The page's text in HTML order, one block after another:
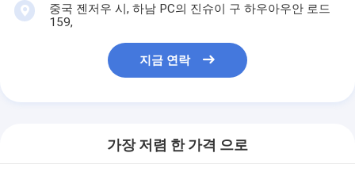
중국 젠저우 시, 하남 PC의 진슈이 구 하우아우안 로드
159,
지금 연락
가장 저렴 한 가격 으로